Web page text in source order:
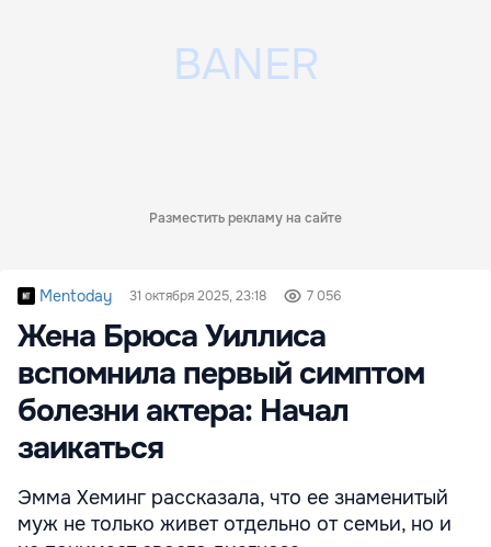
Разместить рекламу на сайте
Mentoday 31 октября 2025, 23:18 7 056
Жена Брюса Уиллиса
вспомнила первый симптом
болезни актера: Начал
заикаться
Эмма Хеминг рассказала, что ее знаменитый
муж не только живет отдельно от семьи, но и